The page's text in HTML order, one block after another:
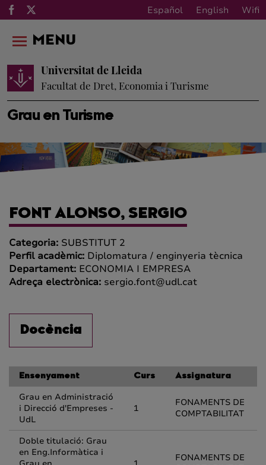
Español English Wifi
Grau en Turisme
Universitat de Lleida
Facultat de Dret, Economia i Turisme
MENU
FONT ALONSO, SERGIO
Categoria: SUBSTITUT 2
Perfil acadèmic: Diplomatura / enginyeria tècnica
Departament: ECONOMIA I EMPRESA
Adreça electrònica: sergio.font@udl.cat
Docència
Ensenyament Curs Assignatura
Grau en Administració
i Direcció d'Empreses -
UdL
1
FONAMENTS DE
COMPTABILITAT
Doble titulació: Grau
en Eng.Informàtica i
FONAMENTS DE